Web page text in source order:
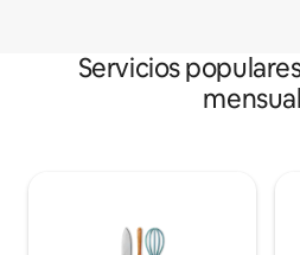
Servicios